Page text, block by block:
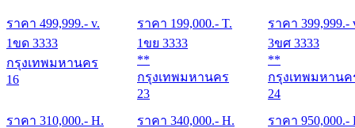
ราคา 499,999.- v. ราคา 199,000.- T. ราคา 399,999.-
1ขด 3333
กรุงเทพมหานคร
16
ราคา 310,000.- H.
1ขย 3333
**
กรุงเทพมหานคร
23
ราคา 340,000.- H.
3ขศ 3333
**
กรุงเทพมหานค
24
ราคา 950,000.-